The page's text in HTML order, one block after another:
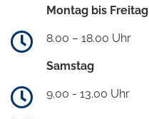
Montag bis Freitag
8.00 – 18.00 Uhr
Samstag
9.00 - 13.00 Uhr